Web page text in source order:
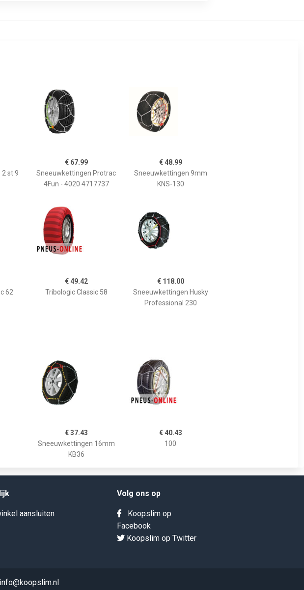
st 9
€ 67.99
Sneeuwkettingen Protrac
4Fun - 4020 4717737
€ 48.99
Sneeuwkettingen 9mm
KNS-130
62
€ 49.42
Tribologic Classic 58
€ 118.00
Sneeuwkettingen Husky
Professional 230
€ 37.43
Sneeuwkettingen 16mm
KB36
€ 40.43
100
aansluiten
Volg ons op
Koopslim op
Facebook
Koopslim op Twitter